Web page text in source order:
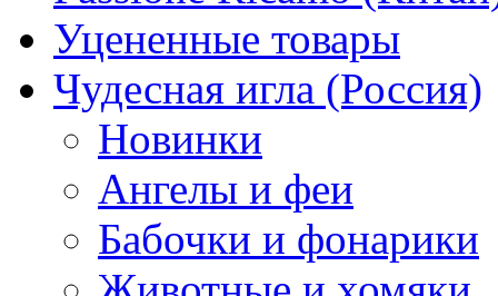
Уцененные товары
Чудесная игла (Россия)
Новинки
Ангелы и феи
Бабочки и фонарики